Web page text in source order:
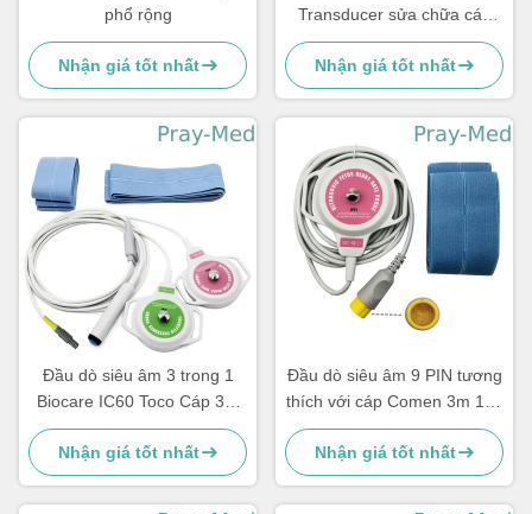
phổ rộng
Nhận giá tốt nhất
Transducer sửa chữa cáp
4pin 40 độ
Nhận giá tốt nhất
Đầu dò siêu âm 3 trong 1
Biocare IC60 Toco Cáp 3m
Đầu nối 6 chân
Nhận giá tốt nhất
Đầu dò siêu âm 9 PIN tương
thích với cáp Comen 3m 10ft
xám
Nhận giá tốt nhất